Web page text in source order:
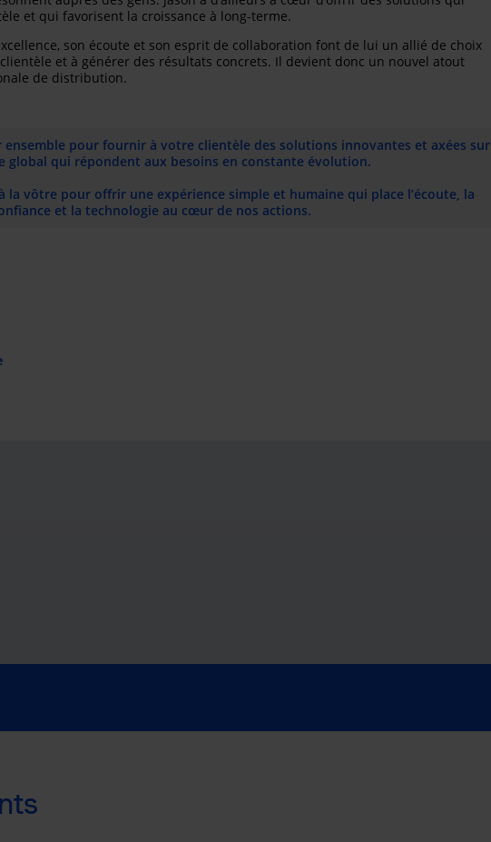
et qui favorisent la croissance à long-terme.
son écoute et son esprit de collaboration font de lui un allié de choix
et à générer des résultats concrets. Il devient donc un nouvel atout
de distribution.
ensemble pour fournir à votre clientèle des solutions innovantes et axées sur
global qui répondent aux besoins en constante évolution.
la vôtre pour offrir une expérience simple et humaine qui place l’écoute, la
et la technologie au cœur de nos actions.